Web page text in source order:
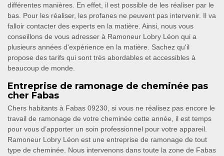
différentes manières. En effet, il est possible de les réaliser par le
bas. Pour les réaliser, les profanes ne peuvent pas intervenir. Il va
falloir contacter des experts en la matière. Ainsi, nous vous
conseillons de vous adresser à Ramoneur Lobry Léon qui a
plusieurs années d'expérience en la matière. Sachez qu'il
propose des tarifs qui sont très abordables et accessibles à
beaucoup de monde.
Entreprise de ramonage de cheminée pas
cher Fabas
Chers habitants à Fabas 09230, si vous ne réalisez pas encore le
travail de ramonage de votre cheminée cette année, il est temps
pour vous d’apporter un soin professionnel pour votre appareil.
Ramoneur Lobry Léon est une entreprise de ramonage de tout
type de cheminée. Nous intervenons dans toute la zone de Fabas